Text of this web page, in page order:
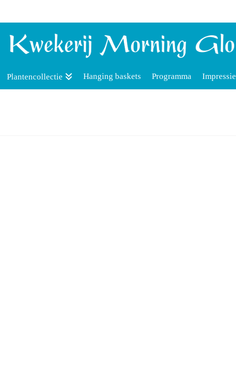
Plantencollectie Hanging baskets Programma Impressie